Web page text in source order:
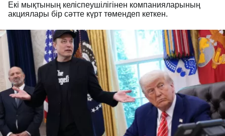
Екі мықтының келіспеушілігінен компанияларының
акциялары бір сәтте күрт төмендеп кеткен.